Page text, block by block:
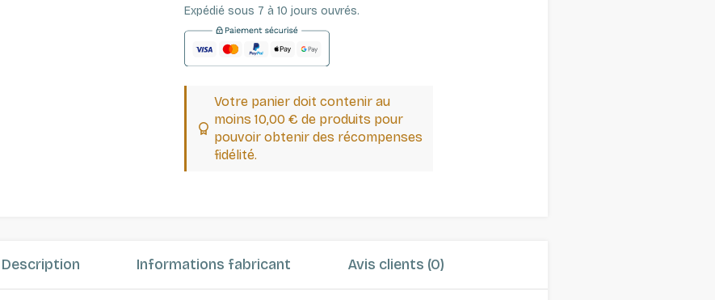
Expédié sous 7 à 10 jours ouvrés.
Votre panier doit contenir au
moins 10,00 € de produits pour
pouvoir obtenir des récompenses
fidélité.
Description Informations fabricant Avis clients (0)